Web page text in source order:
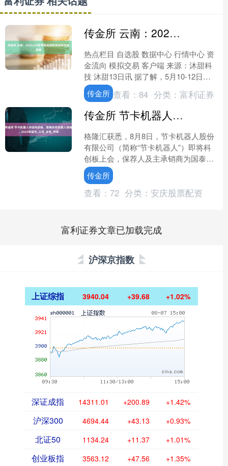
传金所 云南：2025/26榨季因连续降雨收榨进度变缓
热点栏目 自选股 数据中心 行情中心 资
金流向 模拟交易 客户端 来源：沐甜科
技 沐甜13日讯 据了解，5月10-12日云
南新增1家糖厂收榨。 截至目前不完全
统....
传金所 查看：84 分类：富利证券
传金所 节卡机器人冲击科创板，聚焦协作机器人领域，2024年扭亏_公司_业务_市场
格隆汇获悉，8月8日，节卡机器人股份
有限公司（简称“节卡机器人”）即将科
创板上会，保荐人及主承销商为国泰海
通证券。 公司注册地位于上海市闵行
区，实际控制人李明洋....
传金所
查看： 72 分类： 安庆股票配资
富利证券文章已加载完成
沪深京指数
上证综指 3940.04 +39.68 +1.02%
深证成指 14311.01 +200.89 +1.42%
沪深300 4694.44 +43.13 +0.93%
北证50 1134.24 +11.37 +1.01%
创业板指 3563.12 +47.56 +1.35%